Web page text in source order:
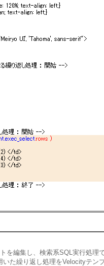
を編集し、検索系SQL実行処理
いた繰り返し処理をVelocityテン